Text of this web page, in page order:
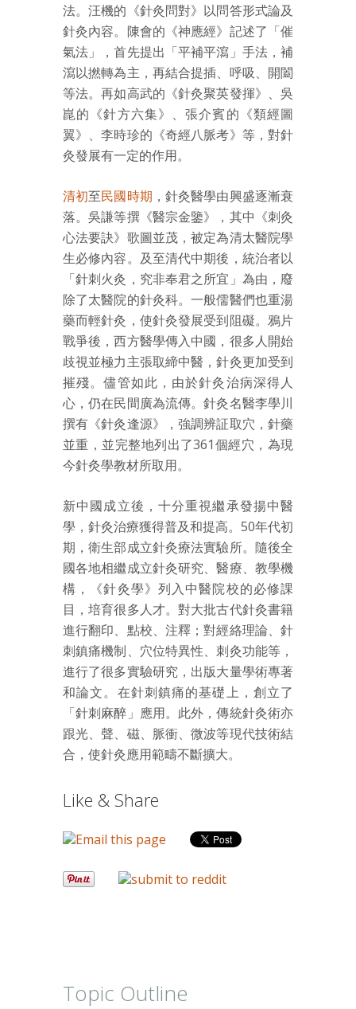
法。汪機的《針灸問對》以問答形式論及
針灸內容。陳會的《神應經》記述了「催
氣法」，首先提出「平補平瀉」手法，補
瀉以撚轉為主，再結合提插、呼吸、開闔
等法。再如高武的《針灸聚英發揮》、吳
崑的《針方六集》、張介賓的《類經圖
翼》、李時珍的《奇經八脈考》等，對針
灸發展有一定的作用。
清初至民國時期 ，針灸醫學由興盛逐漸衰
落。吳謙等撰《醫宗金鑒》，其中《刺灸
心法要訣》歌圖並茂，被定為清太醫院學
生必修內容。及至清代中期後，統治者以
「針刺火灸，究非奉君之所宜」為由，廢
除了太醫院的針灸科。一般儒醫們也重湯
藥而輕針灸，使針灸發展受到阻礙。鴉片
戰爭後，西方醫學傳入中國，很多人開始
歧視並極力主張取締中醫，針灸更加受到
摧殘。儘管如此，由於針灸治病深得人
心，仍在民間廣為流傳。針灸名醫李學川
撰有《針灸逢源》，強調辨証取穴，針藥
並重，並完整地列出了361個經穴，為現
今針灸學教材所取用。
新中國成立後，十分重視繼承發揚中醫
學，針灸治療獲得普及和提高。50年代初
期，衛生部成立針灸療法實驗所。隨後全
國各地相繼成立針灸研究、醫療、教學機
構，《針灸學》列入中醫院校的必修課
目，培育很多人才。對大批古代針灸書籍
進行翻印、點校、注釋；對經絡理論、針
刺鎮痛機制、穴位特異性、刺灸功能等，
進行了很多實驗研究，出版大量學術專著
和論文。在針刺鎮痛的基礎上，創立了
「針刺麻醉」應用。此外，傳統針灸術亦
跟光、聲、磁、脈衝、微波等現代技術結
合，使針灸應用範疇不斷擴大。
Like & Share
Topic Outline